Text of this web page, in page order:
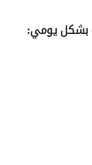
بشكل يومي: